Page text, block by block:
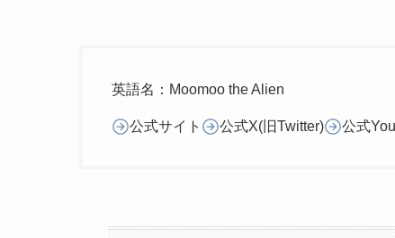
英語名：Moomoo the Alien
公式サイト 公式X(旧Twitter) 公式